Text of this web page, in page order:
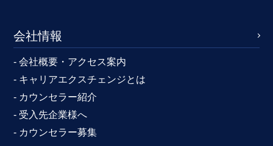
会社情報
- 会社概要・アクセス案内
- キャリアエクスチェンジとは
- カウンセラー紹介
- 受入先企業様へ
- カウンセラー募集